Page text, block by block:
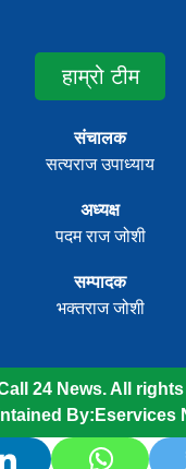
हाम्रो टीम
संचालक
सत्यराज उपाध्याय
अध्यक्ष
पदम राज जोशी
सम्पादक
भक्तराज जोशी
24 News. All
By: Eservices